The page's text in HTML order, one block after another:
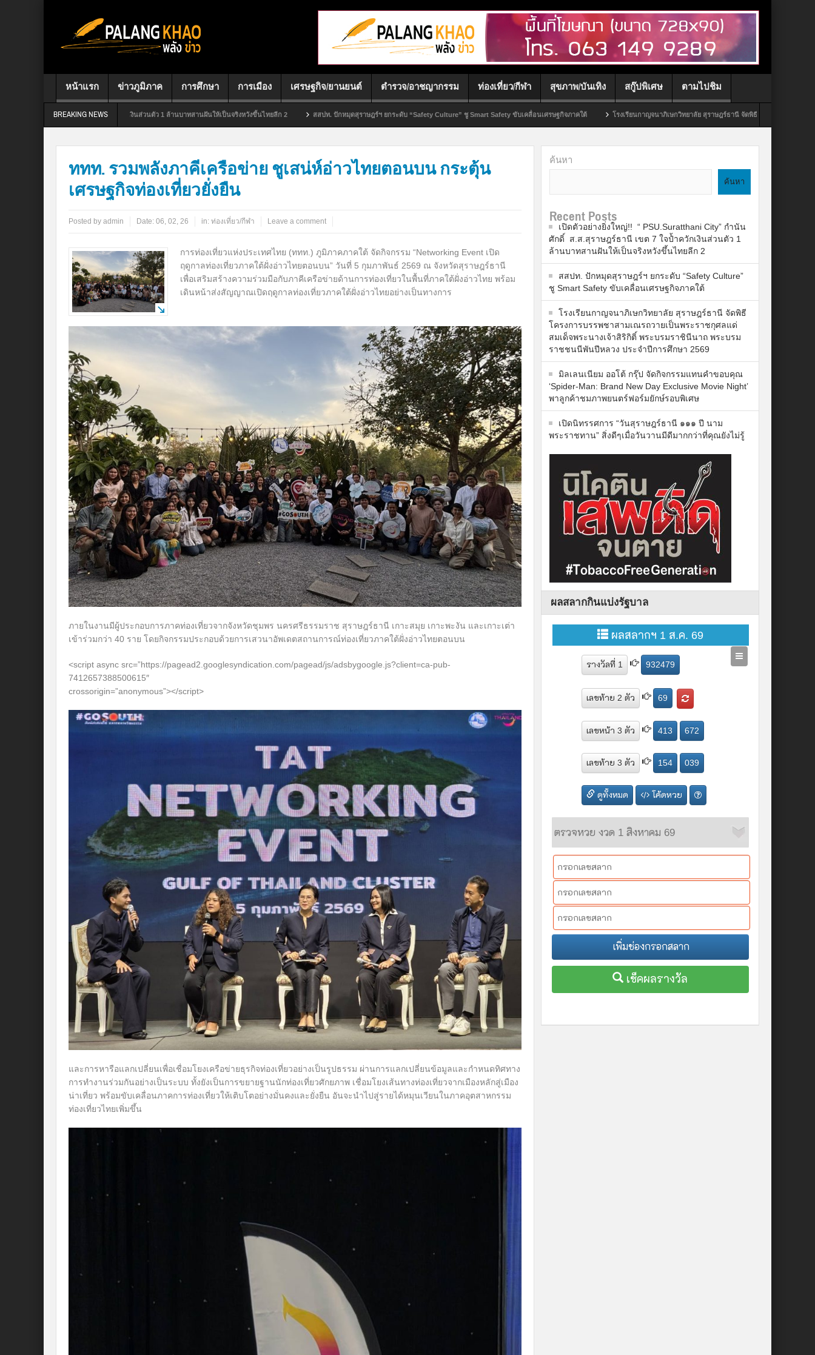
หน้าแรก ข่าวภูมิภาค การศึกษา การเมือง เศรษฐกิจ/ยานยนต์ ตำรวจ/อาชญากรรม ท่องเที่ยว/กีฬา สุขภาพ/บันเทิง สกู๊ปพิเศษ ตามไปชิม
BREAKING NEWS
ต 7 ใจป้ำควักเงินส่วนตัว 1 ล้านบาทสานฝันให้เป็นจริงหวังขึ้นไทยลีก 2 สสปท. ปักหมุดสุราษฎร์ฯ ยกระดับ “Safety Culture” ชู Smart Safety ขับเคลื่อนเศรษฐกิจภาคใต้ โรงเรียนกาญจนาภิเษกวิทยาลัย สุราษฎร์ธานี จัดพิธีโครงการบรรพชาสามเณรถวายเป็นพระราช
ททท. รวมพลังภาคีเครือข่าย ชูเสน่ห์อ่าวไทยตอนบน กระตุ้น
เศรษฐกิจท่องเที่ยวยั่งยืน
Posted by admin Date: 06, 02, 26 in: ท่องเที่ยว/กีฬา Leave a comment
การท่องเที่ยวแห่งประเทศไทย (ททท.) ภูมิภาคภาคใต้ จัดกิจกรรม “Networking Event เปิด
ฤดูกาลท่องเที่ยวภาคใต้ฝั่งอ่าวไทยตอนบน” วันที่ 5 กุมภาพันธ์ 2569 ณ จังหวัดสุราษฎร์ธานี
เพื่อเสริมสร้างความร่วมมือกับภาคีเครือข่ายด้านการท่องเที่ยวในพื้นที่ภาคใต้ฝั่งอ่าวไทย พร้อม
เดินหน้าส่งสัญญาณเปิดฤดูกาลท่องเที่ยวภาคใต้ฝั่งอ่าวไทยอย่างเป็นทางการ
ภายในงานมีผู้ประกอบการภาคท่องเที่ยวจากจังหวัดชุมพร นครศรีธรรมราช สุราษฎร์ธานี เกาะสมุย เกาะพะงัน และเกาะเต่า
เข้าร่วมกว่า 40 ราย โดยกิจกรรมประกอบด้วยการเสวนาอัพเดตสถานการณ์ท่องเที่ยวภาคใต้ฝั่งอ่าวไทยตอนบน
<script async src=”https://pagead2.googlesyndication.com/pagead/js/adsbygoogle.js?client=ca-pub-
7412657388500615″
crossorigin=”anonymous”></script>
และการหารือแลกเปลี่ยนเพื่อเชื่อมโยงเครือข่ายธุรกิจท่องเที่ยวอย่างเป็นรูปธรรม ผ่านการแลกเปลี่ยนข้อมูลและกำหนดทิศทาง
การทำงานร่วมกันอย่างเป็นระบบ ทั้งยังเป็นการขยายฐานนักท่องเที่ยวศักยภาพ เชื่อมโยงเส้นทางท่องเที่ยวจากเมืองหลักสู่เมือง
น่าเที่ยว พร้อมขับเคลื่อนภาคการท่องเที่ยวให้เติบโตอย่างมั่นคงและยั่งยืน อันจะนำไปสู่รายได้หมุนเวียนในภาคอุตสาหกรรม
ท่องเที่ยวไทยเพิ่มขึ้น
ค้นหา
ค้นหา
Recent Posts
เปิดตัวอย่างยิ่งใหญ่!! “ PSU.Suratthani City” กำนัน
ศักดิ์ ส.ส.สุราษฎร์ธานี เขต 7 ใจป้ำควักเงินส่วนตัว 1
ล้านบาทสานฝันให้เป็นจริงหวังขึ้นไทยลีก 2
สสปท. ปักหมุดสุราษฎร์ฯ ยกระดับ “Safety Culture”
ชู Smart Safety ขับเคลื่อนเศรษฐกิจภาคใต้
โรงเรียนกาญจนาภิเษกวิทยาลัย สุราษฎร์ธานี จัดพิธี
โครงการบรรพชาสามเณรถวายเป็นพระราชกุศลแด่
สมเด็จพระนางเจ้าสิริกิติ์ พระบรมราชินีนาถ พระบรม
ราชชนนีพันปีหลวง ประจำปีการศึกษา 2569
มิลเลนเนียม ออโต้ กรุ๊ป จัดกิจกรรมแทนคำขอบคุณ
‘Spider-Man: Brand New Day Exclusive Movie Night’
พาลูกค้าชมภาพยนตร์ฟอร์มยักษ์รอบพิเศษ
เปิดนิทรรศการ “วันสุราษฎร์ธานี ๑๑๑ ปี นาม
พระราชทาน” สิ่งดีๆเมื่อวันวานมีดีมากกว่าที่คุณยังไม่รู้
ผลสลากกินแบ่งรัฐบาล